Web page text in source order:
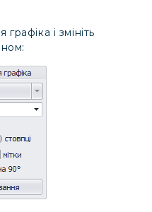
і змініть